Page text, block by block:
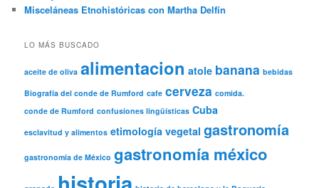
Misceláneas Etnohistóricas con Martha Delfín
LO MÁS BUSCADO
aceite de oliva alimentacion atole banana bebidas
Biografía del conde de Rumford cafe cerveza comida.
conde de Rumford confusiones lingüísticas Cuba
esclavitud y alimentos etimología vegetal gastronomía
gastronomía de México gastronomía méxico